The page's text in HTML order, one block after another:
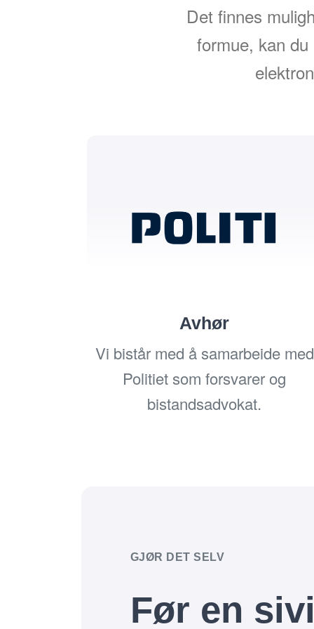
Det finnes
formue, kan
Avhør
Vi bistår med å samarbeide med
Politiet somforsvarer og
bistandsadvokat.
GJØR DET SELV
Før en